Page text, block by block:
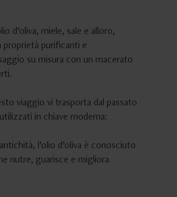
d’oliva, miele, sale e alloro,
proprietà purificanti e
su misura con un macerato
viaggio vi trasporta dal passato
in chiave moderna:
l’olio d’oliva è conosciuto
nutre, guarisce e migliora